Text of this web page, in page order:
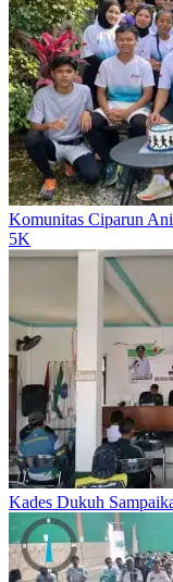
Komunitas Ciparun
5K
Kades Dukuh